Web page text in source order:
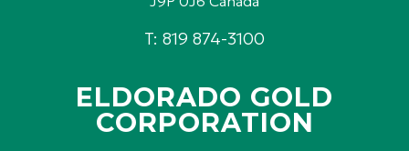
T: 819 874-3100
ELDORADO GOLD
CORPORATION